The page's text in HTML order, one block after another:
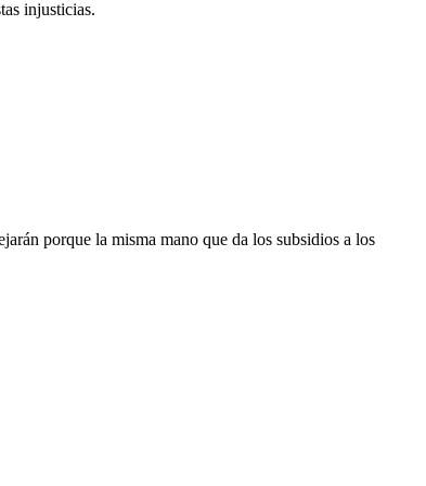
injusticias.
porque la misma mano que da los subsidios a los